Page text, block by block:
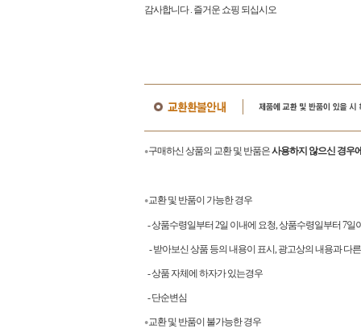
감사합니다. 즐거운 쇼핑 되십시오
●구매하신 상품의 교환 및 반품은사용하지 않으신 경우
●교환 및 반품이 가능한 경우
- 상품수령일부터 2일 이내에 요청, 상품수령일부터 7
- 받아보신 상품 등의 내용이 표시, 광고상의 내용과 다
- 상품 자체에 하자가 있는경우
- 단순변심
●교환 및 반품이 불가능한 경우